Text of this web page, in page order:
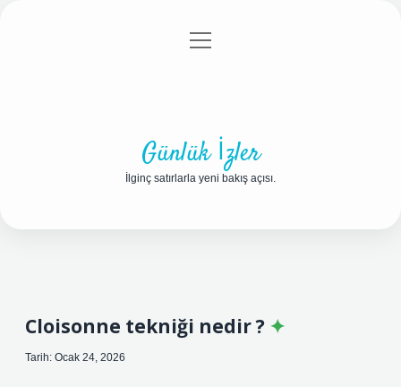
Gizlilik Politikası
menüyü
Günlük İzler
İlginç satırlarla yeni bakış açısı.
Cloisonne tekniği nedir ?
Tarih: Ocak 24, 2026